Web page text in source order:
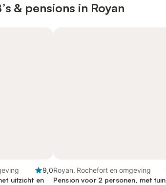
& pensions in Royan
9,0
uitzicht en
Royan, Rochefort en omgeving
Pension voor 2 personen, met tuin